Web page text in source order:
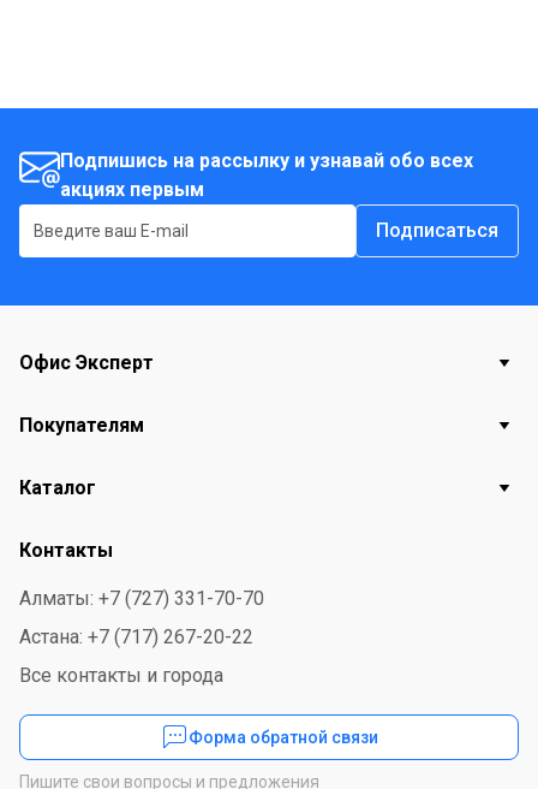
Подпишись на рассылку и узнавай обо всех
акциях первым
Подписаться
Офис Эксперт
Покупателям
Каталог
Контакты
Алматы: +7 (727) 331-70-70
Астана: +7 (717) 267-20-22
Все контакты и города
Форма обратной связи
Пишите свои вопросы и предложения